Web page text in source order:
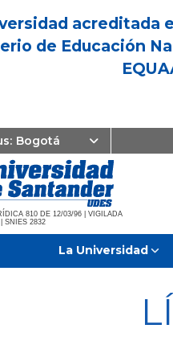
acreditada
de Educación
Bogotá
810 DE 12/03/96 | VIGILADA
SNIES 2832
La Universidad